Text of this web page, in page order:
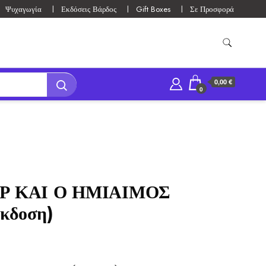
Ψυχαγωγία Εκδόσεις Βάρδος Gift Boxes Σε Προσφορά
0
0,00 €
ΚΑΙ Ο ΗΜΙΑΙΜΟΣ